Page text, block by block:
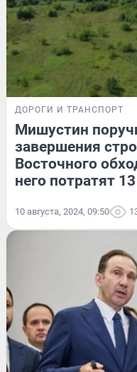
ДОРОГИ И ТРАНСПОРТ
Мишустин
завершения
Восточного
него потратят
10 августа, 2024, 09:50